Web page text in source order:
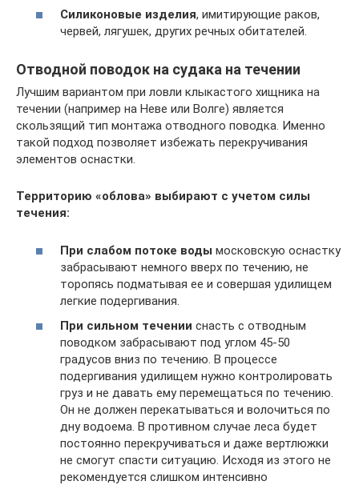
Силиконовые изделия, имитирующие раков,
червей, лягушек, других речных обитателей.
Отводной поводок на судака на течении
Лучшим вариантом при ловли клыкастого хищника на
течении (например на Неве или Волге) является
скользящий тип монтажа отводного поводка. Именно
такой подход позволяет избежать перекручивания
элементов оснастки.
Территорию «облова» выбирают с учетом силы
течения:
При слабом потоке воды московскую оснастку
забрасывают немного вверх по течению, не
торопясь подматывая ее и совершая удилищем
легкие подергивания.
При сильном течении снасть с отводным
поводком забрасывают под углом 45-50
градусов вниз по течению. В процессе
подергивания удилищем нужно контролировать
груз и не давать ему перемещаться по течению.
Он не должен перекатываться и волочиться по
дну водоема. В противном случае леса будет
постоянно перекручиваться и даже вертлюжки
не смогут спасти ситуацию. Исходя из этого не
рекомендуется слишком интенсивно